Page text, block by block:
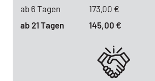
ab 6 Tagen
173,00 €
ab 21 Tagen
145,00 €